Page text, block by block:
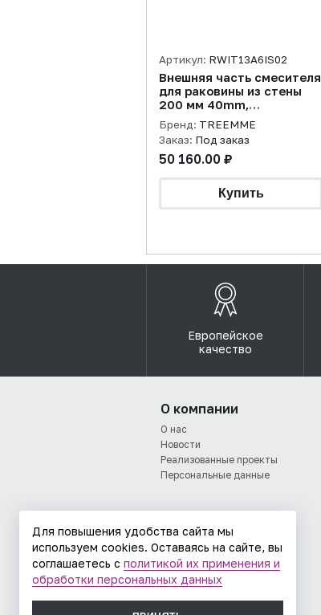
Артикул: RWIT13A6IS02
Внешняя часть смесителя
для раковины из стены
200 мм 40mm,
нержавеющая сталь
брашированная
Бренд: TREEMME
Заказ: Под заказ
50 160.00 ₽
Европейское
качество
О компании
О нас
Новости
Реализованные проекты
Персональные данные
Для повышения удобства сайта мы
используем cookies. Оставаясь на сайте, вы
соглашаетесь с политикой их применения и
обработки персональных данных